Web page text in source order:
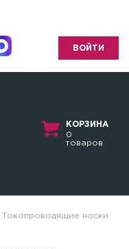
ВОЙТИ
КОРЗИНА
0
товаров
Токопроводящие носки